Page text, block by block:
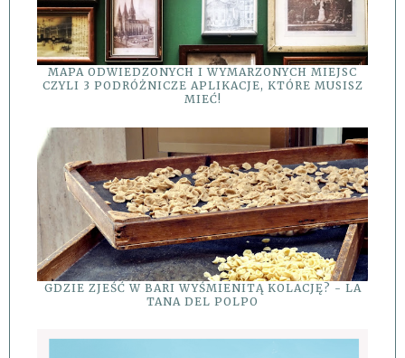
MAPA ODWIEDZONYCH I WYMARZONYCH MIEJSC
CZYLI 3 PODRÓŻNICZE APLIKACJE, KTÓRE MUSISZ
MIEĆ!
GDZIE ZJEŚĆ W BARI WYŚMIENITĄ KOLACJĘ? - LA
TANA DEL POLPO